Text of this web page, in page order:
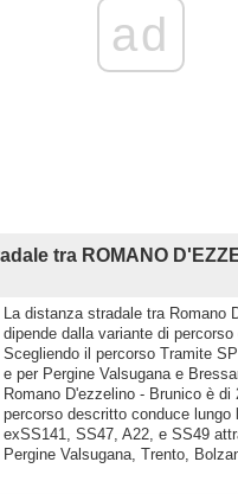
ad
tra ROMANO
La distanza stradale tra Romano
dipende dalla variante di
Scegliendo il percorso Tramite
e per Pergine Valsugana e
Romano D'ezzelino - Brunico è di
percorso descritto conduce lungo
exSS141, SS47, A22, e SS49
Pergine Valsugana, Trento,